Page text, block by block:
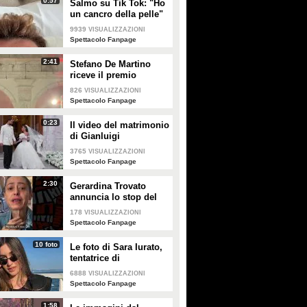
Salmo su Tik Tok: "Ho
un cancro della pelle"
e apre al dibattito sulle
creme solari
9939 VISUALIZZAZIONI
Spettacolo Fanpage
2:41
Stefano De Martino
riceve il premio
intitolato al padre
Enrico
826 VISUALIZZAZIONI
Spettacolo Fanpage
0:23
Il video del matrimonio
di Gianluigi
Donnarumma e Alessia
Elefante
3765 VISUALIZZAZIONI
Spettacolo Fanpage
2:30
Gerardina Trovato
annuncia lo stop del
tour per problemi di
salute
178 VISUALIZZAZIONI
Spettacolo Fanpage
10 foto
Le foto di Sara Iurato,
tentatrice di
Temptation Island 2026
6888 VISUALIZZAZIONI
Spettacolo Fanpage
1:58
PLAY
13978• di Fanpage Town Singoli